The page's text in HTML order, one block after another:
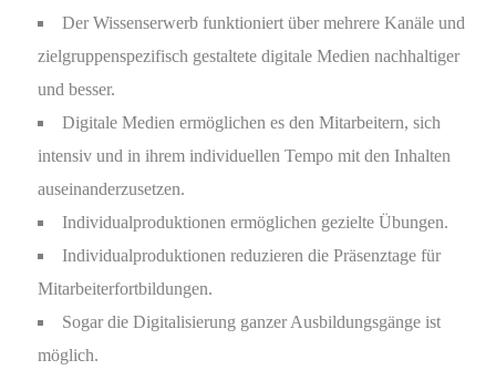
Der Wissenserwerb funktioniert über mehrere Kanäle und
zielgruppenspezifisch gestaltete digitale Medien nachhaltiger
und besser.
Digitale Medien ermöglichen es den Mitarbeitern, sich
intensiv und in ihrem individuellen Tempo mit den Inhalten
auseinanderzusetzen.
Individualproduktionen ermöglichen gezielte Übungen.
Individualproduktionen reduzieren die Präsenztage für
Mitarbeiterfortbildungen.
Sogar die Digitalisierung ganzer Ausbildungsgänge ist
möglich.